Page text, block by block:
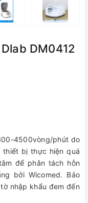
DM0412
4500vòng/phút do
thiết bị thực hiện quá
để phân tách hỗn
bởi Wicomed. Bảo
nhập khẩu đem đến